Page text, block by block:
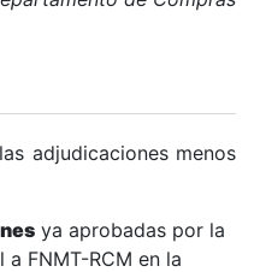
adjudicaciones menos
ya aprobadas por la
FNMT-RCM en la